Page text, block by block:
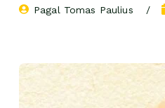
Pagal Tomas Paulius